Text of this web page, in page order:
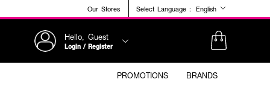
Our Stores Select Language : English
Hello, Guest
Login / Register
PROMOTIONS BRANDS